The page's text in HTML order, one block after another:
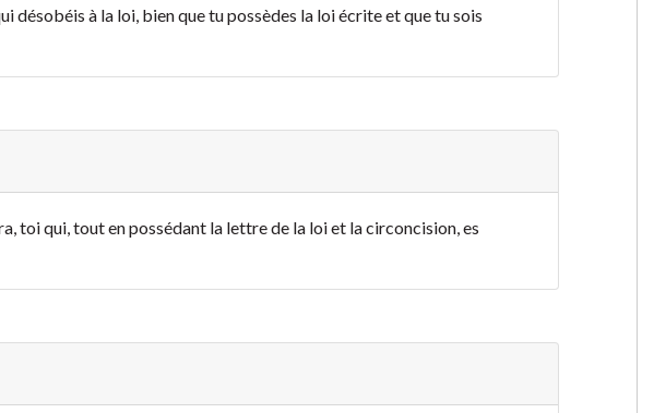
désobéis à la loi, bien que tu possèdes la loi écrite et que tu sois
toi qui, tout en possédant la lettre de la loi et la circoncision, es